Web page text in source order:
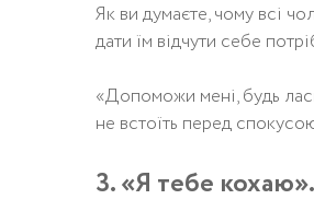
Як ви думаєте, чому всі
дати їм відчути себе
«Допоможи мені, будь
не встоїть перед
3. «Я тебе кохаю».